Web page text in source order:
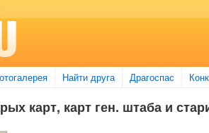
Найти друга Драгоспас
карт, карт ген. штаба и